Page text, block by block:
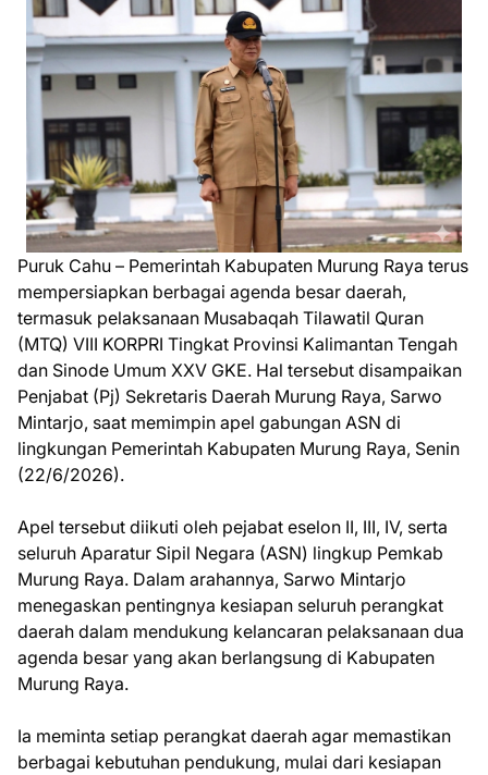
Puruk Cahu – Pemerintah Kabupaten Murung Raya terus
mempersiapkan berbagai agenda besar daerah,
termasuk pelaksanaan Musabaqah Tilawatil Quran
(MTQ) VIII KORPRI Tingkat Provinsi Kalimantan Tengah
dan Sinode Umum XXV GKE. Hal tersebut disampaikan
Penjabat (Pj) Sekretaris Daerah Murung Raya, Sarwo
Mintarjo, saat memimpin apel gabungan ASN di
lingkungan Pemerintah Kabupaten Murung Raya, Senin
(22/6/2026).
Apel tersebut diikuti oleh pejabat eselon II, III, IV, serta
seluruh Aparatur Sipil Negara (ASN) lingkup Pemkab
Murung Raya. Dalam arahannya, Sarwo Mintarjo
menegaskan pentingnya kesiapan seluruh perangkat
daerah dalam mendukung kelancaran pelaksanaan dua
agenda besar yang akan berlangsung di Kabupaten
Murung Raya.
Ia meminta setiap perangkat daerah agar memastikan
berbagai kebutuhan pendukung, mulai dari kesiapan